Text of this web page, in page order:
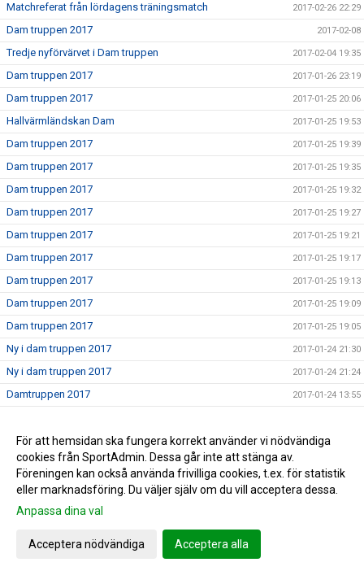
Matchreferat från lördagens träningsmatch 2017-02-26 22:29
Dam truppen 2017 2017-02-08
Tredje nyförvärvet i Dam truppen 2017-02-04 19:35
Dam truppen 2017 2017-01-26 23:19
Dam truppen 2017 2017-01-25 20:06
Hallvärmländskan Dam 2017-01-25 19:53
Dam truppen 2017 2017-01-25 19:39
Dam truppen 2017 2017-01-25 19:35
Dam truppen 2017 2017-01-25 19:32
Dam truppen 2017 2017-01-25 19:27
Dam truppen 2017 2017-01-25 19:21
Dam truppen 2017 2017-01-25 19:17
Dam truppen 2017 2017-01-25 19:13
Dam truppen 2017 2017-01-25 19:09
Dam truppen 2017 2017-01-25 19:05
Ny i dam truppen 2017 2017-01-24 21:30
Ny i dam truppen 2017 2017-01-24 21:24
Damtruppen 2017 2017-01-24 13:55
Nu börjar vi sätta truppen 2017 2017-01-24 00:17
Nu laddar vi för 2017 2017-01-24 00:14
Gå till Webbversion
För att hemsidan ska fungera korrekt använder vi nödvändiga
cookies från SportAdmin. Dessa går inte att stänga av.
Föreningen kan också använda frivilliga cookies, t.ex. för statistik
eller marknadsföring. Du väljer själv om du vill acceptera dessa.
Anpassa dina val
Acceptera nödvändiga Acceptera alla